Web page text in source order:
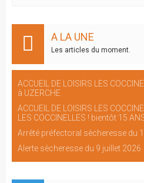
A LA UNE
Les articles du moment.
ACCUEIL DE LOISIRS LES
à UZERCHE
ACCUEIL DE LOISIRS LES
LES COCCINELLES ! bientôt 15
Arrêté préfectoral sècheresse du
Alerte sècheresse du 9 juillet 2026